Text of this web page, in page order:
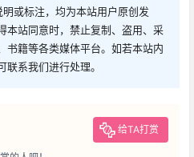
或标注，均为本站用户原创发
本站同意时，禁止复制、盗用、采
书籍等各类媒体平台。如若本站内
系我们进行处理。
给TA打赏